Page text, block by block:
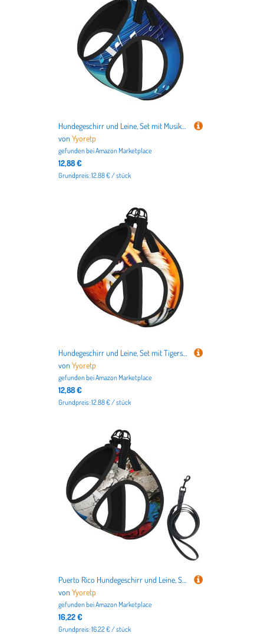
Hundegeschirr und Leine, Set mit Musiknoten, atmungsaktiv, verstellbar, ausbruchsicher, für Katzen und Hunde, Himmelblau
vonYyoretp
gefunden beiAmazon Marketplace
12,88 €
Grundpreis: 12.88 € / stück
Hundegeschirr und Leine, Set mit Tigerstreifen, atmungsaktiv, verstellbar, ausbruchsicher, Orange
vonYyoretp
gefunden beiAmazon Marketplace
12,88 €
Grundpreis: 12.88 € / stück
Puerto Rico Hundegeschirr und Leine, Set mit Tapeten-Flagge, atmungsaktiv, verstellbar, ausbruchsicher, für Katzen und Hunde
vonYyoretp
gefunden beiAmazon Marketplace
16,22 €
Grundpreis: 16.22 € / stück